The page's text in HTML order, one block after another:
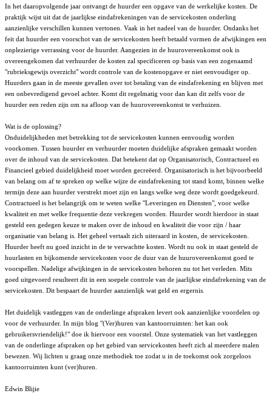
In het daaropvolgende jaar ontvangt de huurder een opgave van de werkelijke kosten. De
praktijk wijst uit dat de jaarlijkse eindafrekeningen van de servicekosten onderling
aanzienlijke verschillen kunnen vertonen. Vaak in het nadeel van de huurder. Ondanks het
feit dat huurder een voorschot van de servicekosten heeft betaald vormen de afwijkingen een
onplezierige verrassing voor de huurder. Aangezien in de huurovereenkomst ook is
overeengekomen dat verhuurder de kosten zal specificeren op basis van een zogenaamd
"rubrieksgewijs overzicht" wordt controle van de kostenopgave er niet eenvoudiger op.
Huurders gaan in de meeste gevallen over tot betaling van de eindafrekening en blijven met
een onbevredigend gevoel achter. Komt dit regelmatig voor dan kan dit zelfs voor de
huurder een reden zijn om na afloop van de huurovereenkomst te verhuizen.
Wat is de oplossing?
Onduidelijkheden met betrekking tot de servicekosten kunnen eenvoudig worden
voorkomen. Tussen huurder en verhuurder moeten duidelijke afspraken gemaakt worden
over de inhoud van de servicekosten. Dat betekent dat op Organisatorisch, Contractueel en
Financieel gebied duidelijkheid moet worden gecreëerd. Organisatorisch is het bijvoorbeeld
van belang om af te spreken op welke wijze de eindafrekening tot stand komt, binnen welke
termijn deze aan huurder verstrekt moet zijn en langs welke weg deze wordt goedgekeurd.
Contractueel is het belangrijk om te weten welke "Leveringen en Diensten", voor welke
kwaliteit en met welke frequentie deze verkregen worden. Huurder wordt hierdoor in staat
gesteld een gedegen keuze te maken over de inhoud en kwaliteit die voor zijn / haar
organisatie van belang is. Het geheel vertaalt zich uiteraard in kosten, de servicekosten.
Huurder heeft nu goed inzicht in de te verwachtte kosten. Wordt nu ook in staat gesteld de
huurlasten en bijkomende servicekosten voor de duur van de huurovereenkomst goed te
voorspellen. Nadelige afwijkingen in de servicekosten behoren nu tot het verleden. Mits
goed uitgevoerd resulteert dit in een soepele controle van de jaarlijkse eindafrekening van de
servicekosten. Dit bespaart de huurder aanzienlijk wat geld en ergernis.
Het duidelijk vastleggen van de onderlinge afspraken levert ook aanzienlijke voordelen op
voor de verhuurder. In mijn blog "(Ver)huren van kantoorruimten: het kan ook
gebruikersvriendelijk!" doe ik hiervoor een voorstel. Onze systematiek van het vastleggen
van de onderlinge afspraken op het gebied van servicekosten heeft zich al meerdere malen
bewezen. Wij lichten u graag onze methodiek toe zodat u in de toekomst ook zorgeloos
kantoorruimten kunt (ver)huren.
Edwin Blijie